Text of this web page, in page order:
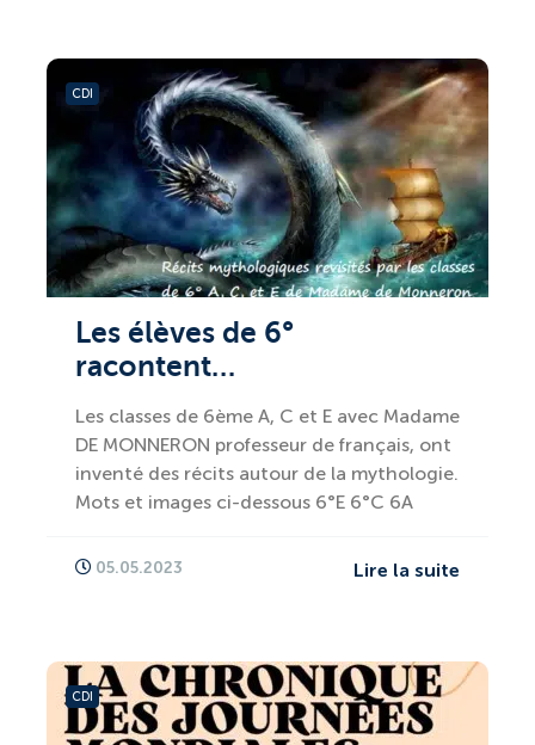
CDI
Les élèves de 6°
racontent…
Les classes de 6ème A, C et E avec Madame
DE MONNERON professeur de français, ont
inventé des récits autour de la mythologie.
Mots et images ci-dessous 6°E 6°C 6A
05.05.2023 Lire la suite
CDI